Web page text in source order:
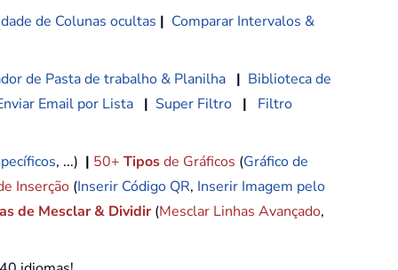
de Colunas ocultas | Comparar Intervalos &
de Pasta de trabalho & Planilha | Biblioteca de
Email por Lista | Super Filtro |
Filtro
, ...) | 50+ Tiposde Gráficos (Gráfico de
Inserção (Inserir Código QR, Inserir Imagem pelo
de Mesclar & Dividir (Mesclar Linhas Avançado,